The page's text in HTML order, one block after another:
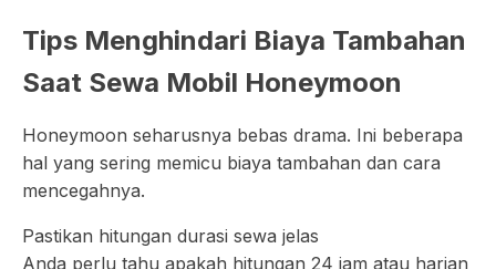
Tips Menghindari Biaya Tambahan
Saat Sewa Mobil Honeymoon
Honeymoon seharusnya bebas drama. Ini beberapa
hal yang sering memicu biaya tambahan dan cara
mencegahnya.
Pastikan hitungan durasi sewa jelas
Anda perlu tahu apakah hitungan 24 jam atau harian